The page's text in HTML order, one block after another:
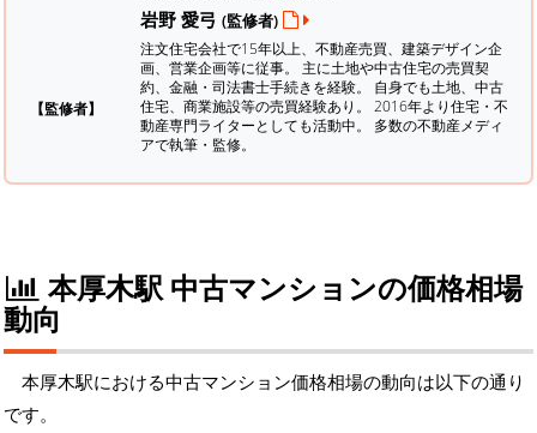
【監修者】
岩野 愛弓 (監修者)
注文住宅会社で15年以上、不動産売買、建築デザイン企
画、営業企画等に従事。 主に土地や中古住宅の売買契
約、金融・司法書士手続きを経験。 自身でも土地、中古
住宅、商業施設等の売買経験あり。 2016年より住宅・不
動産専門ライターとしても活動中。 多数の不動産メディ
アで執筆・監修。
本厚木駅 中古マンションの価格相場
動向
本厚木駅における中古マンション価格相場の動向は以下の通り
です。